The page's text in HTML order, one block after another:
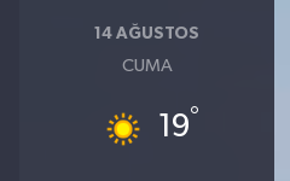
14 AĞUSTOS
CUMA
19°